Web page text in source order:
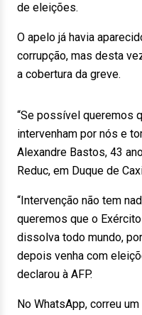
de eleições.
O apelo já havia
corrupção, mas desta
a cobertura da greve.
“Se possível queremos
intervenham por nós e
Alexandre Bastos, 43
Reduc, em Duque de
“Intervenção não tem
queremos que o
dissolva todo mundo,
depois venha com
declarou à AFP.
No WhatsApp, correu